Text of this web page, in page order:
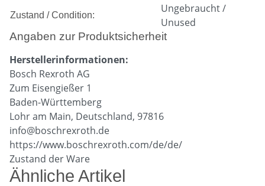
Zustand / Condition:
Ungebraucht /
Unused
Angaben zur Produktsicherheit
Herstellerinformationen:
Bosch Rexroth AG
Zum Eisengießer 1
Baden-Württemberg
Lohr am Main, Deutschland, 97816
info@boschrexroth.de
https://www.boschrexroth.com/de/de/
Zustand der Ware
Ähnliche Artikel